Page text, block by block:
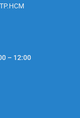
– 12:00